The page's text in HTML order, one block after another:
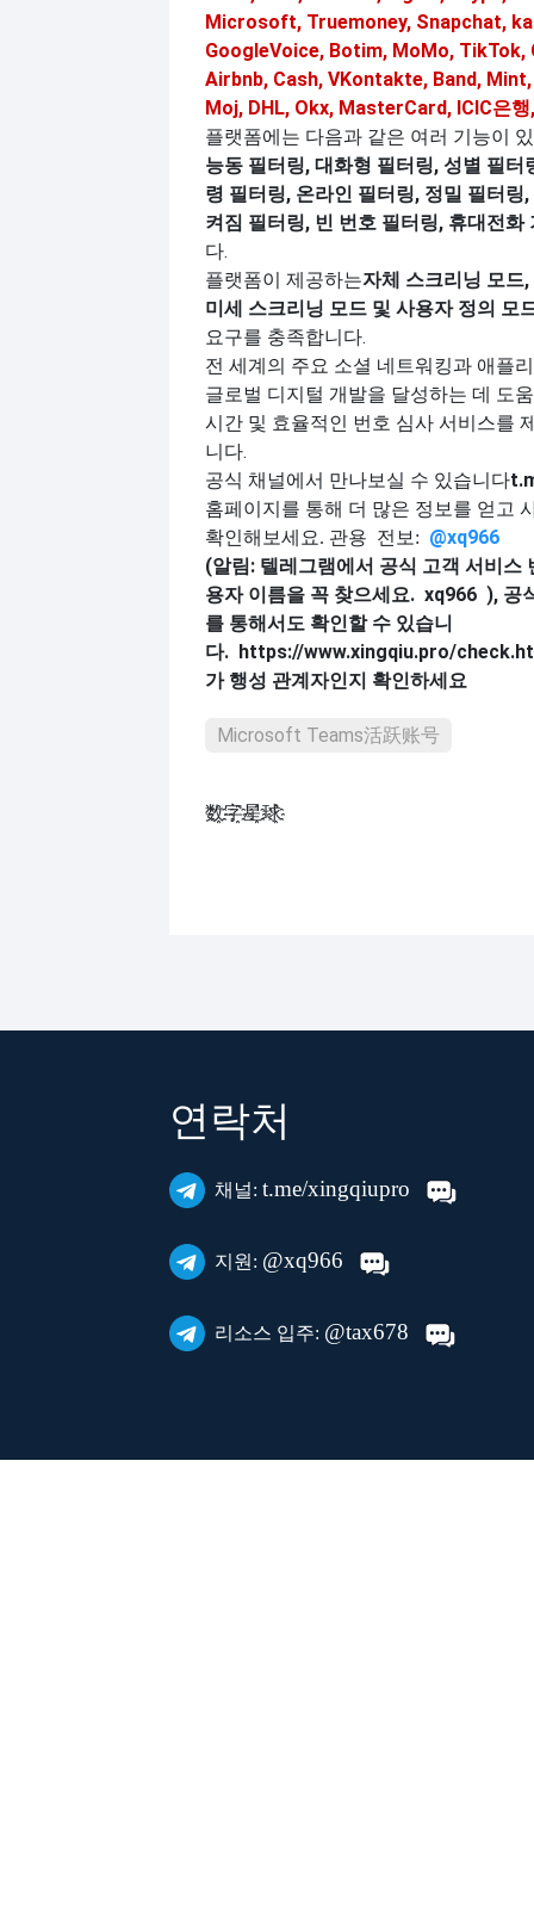
Microsoft, Truemoney, Snapchat,
GoogleVoice, Botim, MoMo, TikTok,
Airbnb, Cash, VKontakte, Band,
Moj, DHL, Okx, MasterCard, ICIC은행
플랫폼에는 다음과 같은 여러 기능이
능동 필터링, 대화형 필터링, 성별 필터
령 필터링, 온라인 필터링, 정밀 필터링
켜짐 필터링, 빈 번호 필터링, 휴대전화
다.
플랫폼이 제공하는자체 스크리닝 모드
미세 스크리닝 모드 및 사용자 정의 모
요구를 충족합니다.
전 세계의 주요 소셜 네트워킹과 애플
글로벌 디지털 개발을 달성하는 데 도
시간 및 효율적인 번호 심사 서비스를
니다.
공식 채널에서 만나보실 수 있습니다
홈페이지를 통해 더 많은 정보를 얻고
확인해보세요. 관용 전보: @xq966
(알림: 텔레그램에서 공식 고객 서비스
용자 이름을 꼭 찾으세요. xq966 ), 공
를 통해서도 확인할 수 있습니
다. https://www.xingqiu.pro/
가 행성 관계자인지 확인하세요
Microsoft Teams活跃账号
数҈字҈星҈球҈͏
연락처
채널: t.me/xingqiupro
지원: @xq966
리소스 입주: @tax678